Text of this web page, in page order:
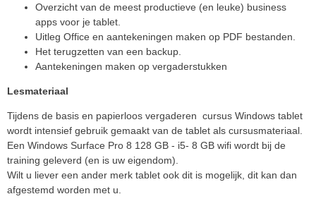
Overzicht van de meest productieve (en leuke) business
apps voor je tablet.
Uitleg Office en aantekeningen maken op PDF bestanden.
Het terugzetten van een backup.
Aantekeningen maken op vergaderstukken
Lesmateriaal
Tijdens de basis en papierloos vergaderen cursus Windows tablet
wordt intensief gebruik gemaakt van de tablet als cursusmateriaal.
Een Windows Surface Pro 8 128 GB - i5- 8 GB wifi wordt bij de
training geleverd (en is uw eigendom).
Wilt u liever een ander merk tablet ook dit is mogelijk, dit kan dan
afgestemd worden met u.